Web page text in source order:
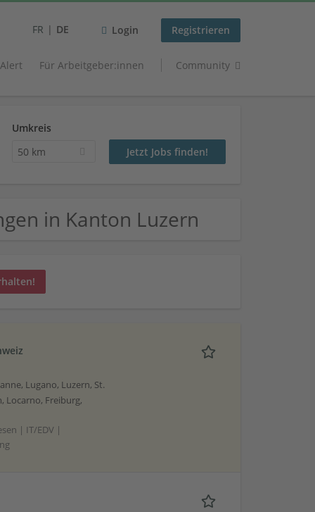
FR DE Login Registrieren
Für Arbeitgeber:innen Community
Umkreis
50 km
in Kanton Luzern
Lugano, Luzern, St.
Locarno, Freiburg,
| IT/EDV |